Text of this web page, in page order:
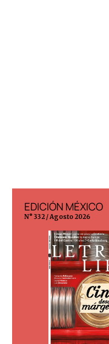
EDICIÓN MÉXICO
N° 332 / Agosto 2026